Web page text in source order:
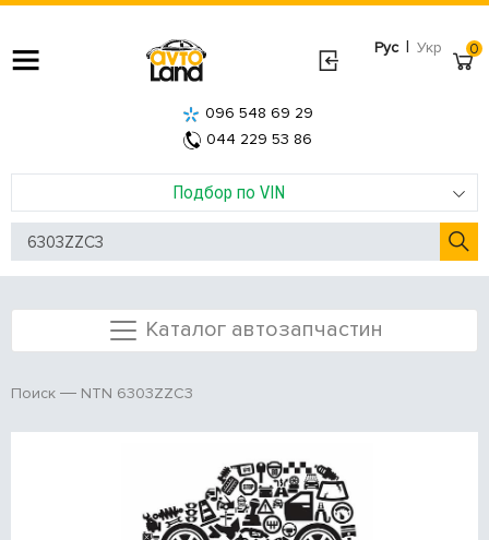
Рус | Укр
Подбор по VIN
096 548 69 29
044 229 53 86
0
Каталог автозапчастин
Поиск NTN 6303ZZC3